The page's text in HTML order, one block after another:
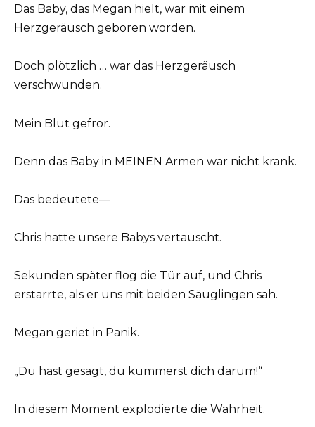
Das Baby, das Megan hielt, war mit einem
Herzgeräusch geboren worden.
Doch plötzlich … war das Herzgeräusch
verschwunden.
Mein Blut gefror.
Denn das Baby in MEINEN Armen war nicht krank.
Das bedeutete—
Chris hatte unsere Babys vertauscht.
Sekunden später flog die Tür auf, und Chris
erstarrte, als er uns mit beiden Säuglingen sah.
Megan geriet in Panik.
„Du hast gesagt, du kümmerst dich darum!“
In diesem Moment explodierte die Wahrheit.